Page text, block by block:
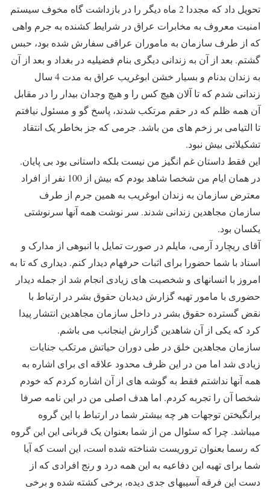
تحویل داد که مجددا 2 ماه دیگر را در بازداشت گاه مخوف سیستم
امنیت معروف به مخابرات عراق در شرایط کشنده به جرم واهی
که از طرف سازمان به ماموران عراقی سفارش شده بود، حبس
گشتم. بعد از آن به زندانی دیگری بنام فضیلیه در بغداد و بعد از آن
به زندان بدنام و بسیار خشن ابوغریب عراق به مدت 4 سال
زندانی شدم که تا آلان هیچ کس را و هیچ وجدان بیدار را در مقابل
آن همه ظلم که در حقم مرتکب شدند، پاسخ گو و مسئول نیافتم
تا التیامی بر زخم های من باشد. جرمی که جز بخاطر یک انتقاد
تشکیلاتی بیش نبود.
این فقط داستان غم انگیز من نیست بلکه داستانی بود بی پایان.
در همان ایام من شخصا شاهد بودم که بیش از 100 نفر از افراد
معترض سازمان به زندان ابوغریب به همین جرم از طرف
سازمان مجاهدین زندانی شدند. سر نوشت همه آنها سرنوشتی
یکسان بود.
آقای ریچارد آرمی، مایلم در صورت تمایل با انبوهی از مدارک و
اسناد با شما حضورا برای اثبات حرفهام دیدار کنم. دیداری که تا به
امروز با انسانهای و شخصیت های زیادی انجام شد از جمله دیدار
حضوری با مامور تهیه گزارش دیدبان حقوق بشر در ارتباط با
نقض گسترده حقوق بشر در داخل سازمان مجاهدین انتشار پیدا
کرد که یکی از آن شاهدین گزارش اینجانب می باشم.
سازمان مجاهدین خلق در طی دوران حیاتش مرتکب جنایات
زیادی شد اما من در این ظرف محدود علاقه ای برای اشاره به
همه آنها نداشتم فقط به گوشه های از آن اشاره کردم که خودم
شخصا آن را تجربه کردم. اما هدف اصلی من در این نامه صرفا
برانگیختن توجهات هر چه بیشتر شما در ارتباط با این گروه
میباشد. چرا که سئوال من از شما بعنوان یک قربانی این این گروه
که رسما بعنوان تروریست شناخته شده است، این است که آیا
شما برای تهیه این دفاعیه به این همه درد و رنج افرادی که از
دست این فرقه آسیبهای جدی دیده، برخی کشته شده و برخی